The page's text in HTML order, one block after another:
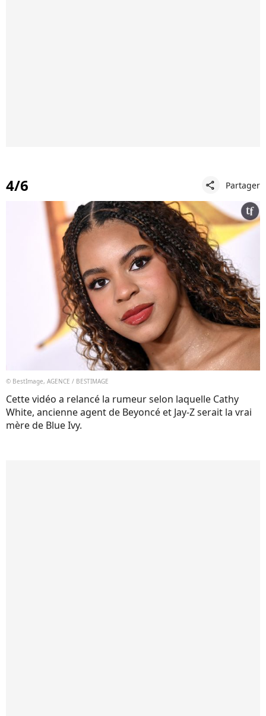
4/6 share Partager
© BestImage, AGENCE / BESTIMAGE
Cette vidéo a relancé la rumeur selon laquelle Cathy
White, ancienne agent de Beyoncé et Jay-Z serait la vrai
mère de Blue Ivy.